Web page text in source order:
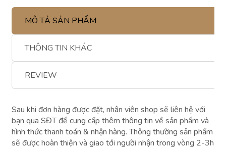
MÔ TẢ SẢN PHẨM
THÔNG TIN KHÁC
REVIEW
Sau khi đơn hàng được đặt, nhân viên shop sẽ liên hệ với
bạn qua SĐT để cung cấp thêm thông tin về sản phẩm và
hình thức thanh toán & nhận hàng. Thông thường sản phẩm
sẽ được hoàn thiện và giao tới người nhận trong vòng 2-3h